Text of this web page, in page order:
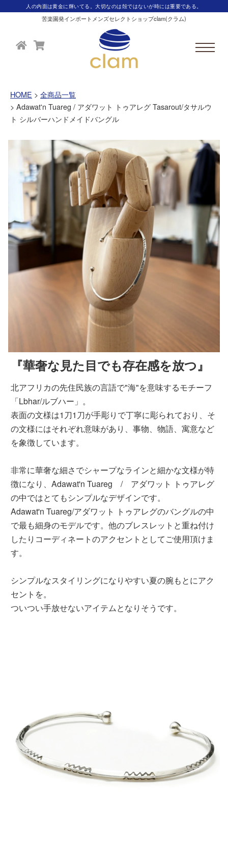
人の内面は黄金に輝いてる。大切なのは殻ではないが時には重要である。
苦楽園発インポートメンズセレクトショップclam(クラム)
HOME
全商品一覧
Adawat'n Tuareg / アダワット トゥアレグ Tasarout/タサルウ
ト シルバーハンドメイドバングル
『華奢な見た目でも存在感を放つ』
北アフリカの先住民族の言語で"海"を意味するモチーフ
「Lbhar/ルブハー」。
表面の文様は1刀1刀が手彫りで丁寧に彫られており、そ
の文様にはそれぞれ意味があり、事物、物語、寓意など
を象徴しています。
非常に華奢な細さでシャープなラインと細かな文様が特
徴になり、Adawat'n Tuareg / アダワット トゥアレグ
の中ではとてもシンプルなデザインです。
Adawat'n Tuareg/アダワット トゥアレグのバングルの中
で最も細身のモデルです。他のブレスレットと重ね付け
したりコーディネートのアクセントとしてご使用頂けま
す。
シンプルなスタイリングになりやすい夏の腕もとにアク
セントを。
ついつい手放せないアイテムとなりそうです。